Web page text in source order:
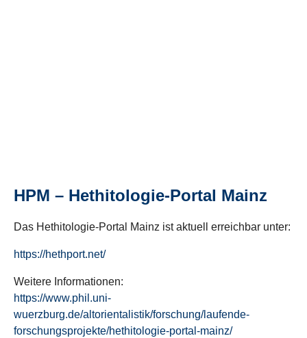
HPM – Hethitologie-Portal Mainz
Das Hethitologie-Portal Mainz ist aktuell erreichbar unter:
https://hethport.net/
Weitere Informationen:
https://www.phil.uni-
wuerzburg.de/altorientalistik/forschung/laufende-
forschungsprojekte/hethitologie-portal-mainz/